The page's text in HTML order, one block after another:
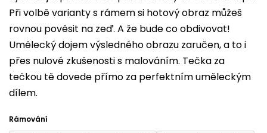
Při volbě varianty s rámem si hotový obraz můžeš
rovnou pověsit na zeď. A že bude co obdivovat!
Umělecký dojem výsledného obrazu zaručen, a to i
přes nulové zkušenosti s malováním. Tečka za
tečkou tě dovede přímo za perfektním uměleckým
dílem.
Rámování
z
5
hvězdiček.